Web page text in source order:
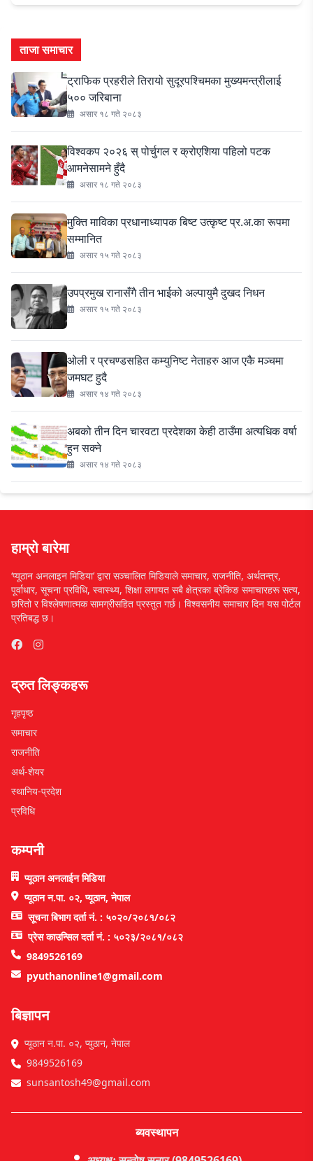
ताजा समाचार
ट्राफिक प्रहरीले तिरायो सुदूरपश्चिमका मुख्यमन्त्रीलाई
५०० जरिबाना
असार १८ गते २०८३
विश्वकप २०२६ स् पोर्चुगल र क्रोएशिया पहिलो पटक
आमनेसामने हुँदै
असार १८ गते २०८३
मुक्ति माविका प्रधानाध्यापक बिष्ट उत्कृष्ट प्र.अ.का रूपमा
सम्मानित
असार १५ गते २०८३
उपप्रमुख रानासँगै तीन भाईको अल्पायुमै दुखद निधन
असार १५ गते २०८३
ओली र प्रचण्डसहित कम्युनिष्ट नेताहरु आज एकै मञ्चमा
जमघट हुदै
असार १४ गते २०८३
अबको तीन दिन चारवटा प्रदेशका केही ठाउँमा अत्यधिक वर्षा
हुन सक्ने
असार १४ गते २०८३
हाम्रो बारेमा
‘प्यूठान अनलाइन मिडिया’ द्वारा सञ्चालित मिडियाले समाचार, राजनीति, अर्थतन्त्र,
पूर्वाधार, सूचना प्रविधि, स्वास्थ्य, शिक्षा लगायत सबै क्षेत्रका ब्रेकिङ समाचारहरू सत्य,
छरितो र विश्लेषणात्मक सामग्रीसहित प्रस्तुत गर्छ। विश्वसनीय समाचार दिन यस पोर्टल
प्रतिबद्ध छ।
द्रुत लिङ्कहरू
गृहपृष्ठ
समाचार
राजनीति
अर्थ-शेयर
स्थानिय-प्रदेश
प्रविधि
कम्पनी
प्यूठान अनलाईन मिडिया
प्यूठान न.पा. ०२, प्यूठान, नेपाल
सूचना बिभाग दर्ता नं. : ५०२०/२०८१/०८२
प्रेस काउन्सिल दर्ता नं. : ५०२३/२०८१/०८२
9849526169
pyuthanonline1@gmail.com
बिज्ञापन
प्यूठान न.पा. ०२, प्युठान, नेपाल
9849526169
sunsantosh49@gmail.com
ब्यवस्थापन